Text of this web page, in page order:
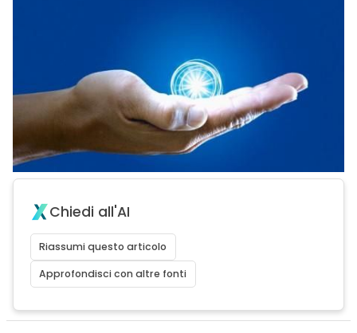
Chiedi all'AI
Riassumi questo articolo
Approfondisci con altre fonti